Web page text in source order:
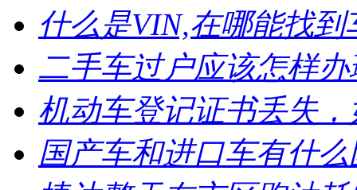
什么是VIN,在哪能找到
二手车过户应该怎样
机动车登记证书丢失
国产车和进口车有什